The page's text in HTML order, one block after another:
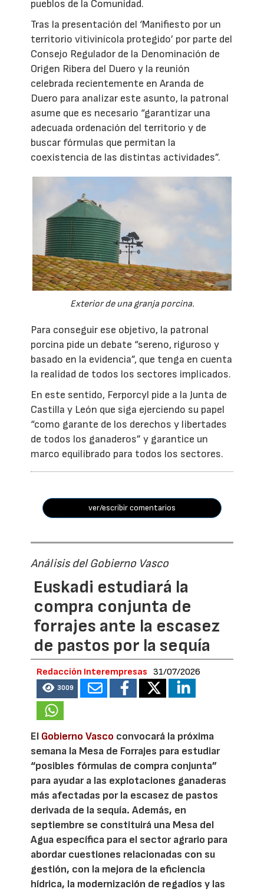
pueblos de la Comunidad.
Tras la presentación del ‘Manifiesto por un
territorio vitivinícola protegido’ por parte del
Consejo Regulador de la Denominación de
Origen Ribera del Duero y la reunión
celebrada recientemente en Aranda de
Duero para analizar este asunto, la patronal
asume que es necesario “garantizar una
adecuada ordenación del territorio y de
buscar fórmulas que permitan la
coexistencia de las distintas actividades”.
Exterior de una granja porcina.
Para conseguir ese objetivo, la patronal
porcina pide un debate “sereno, riguroso y
basado en la evidencia”, que tenga en cuenta
la realidad de todos los sectores implicados.
En este sentido, Ferporcyl pide a la Junta de
Castilla y León que siga ejerciendo su papel
“como garante de los derechos y libertades
de todos los ganaderos” y garantice un
marco equilibrado para todos los sectores.
ver/escribir comentarios
Análisis del Gobierno Vasco
Euskadi estudiará la
compra conjunta de
forrajes ante la escasez
de pastos por la sequía
Redacción Interempresas 31/07/2026
3009
El Gobierno Vasco convocará la próxima
semana la Mesa de Forrajes para estudiar
“posibles fórmulas de compra conjunta”
para ayudar a las explotaciones ganaderas
más afectadas por la escasez de pastos
derivada de la sequía. Además, en
septiembre se constituirá una Mesa del
Agua específica para el sector agrario para
abordar cuestiones relacionadas con su
gestión, con la mejora de la eficiencia
hídrica, la modernización de regadíos y las